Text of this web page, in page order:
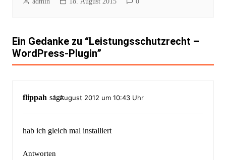
Ein Gedanke zu “Leistungsschutzrecht –
WordPress-Plugin”
flippah sagt:
1. August 2012 um 10:43 Uhr
hab ich gleich mal installiert
Antworten